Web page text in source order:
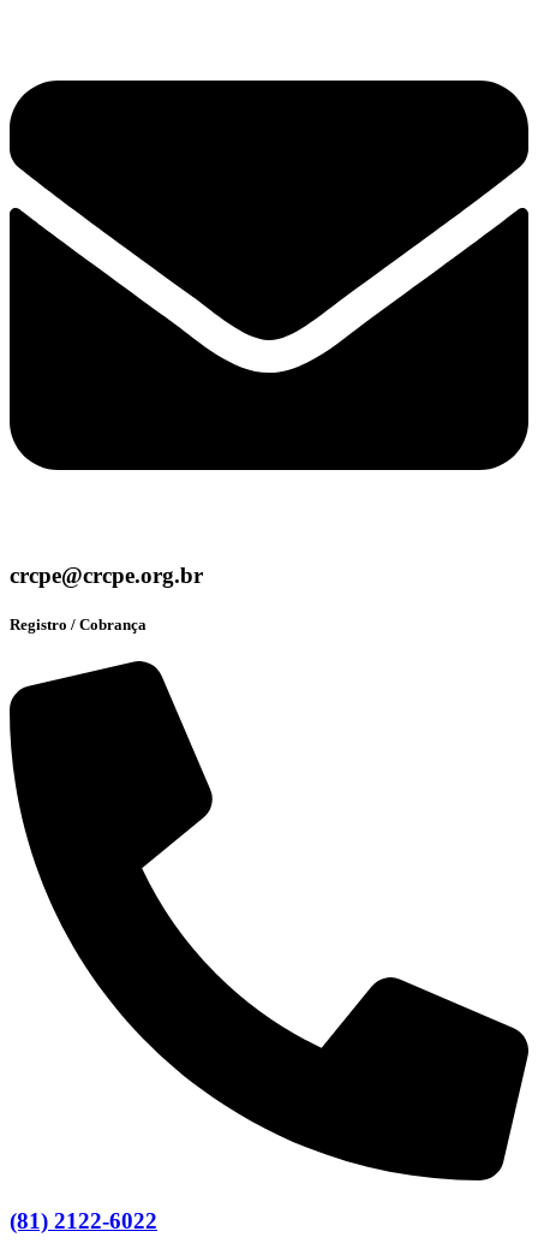
crcpe@crcpe.org.br
Registro / Cobrança
(81) 2122-6022